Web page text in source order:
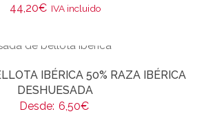
44,20€ IVA incluido
IBÉRICA 50% RAZA IBÉRICA
DESHUESADA
Desde: 6,50€